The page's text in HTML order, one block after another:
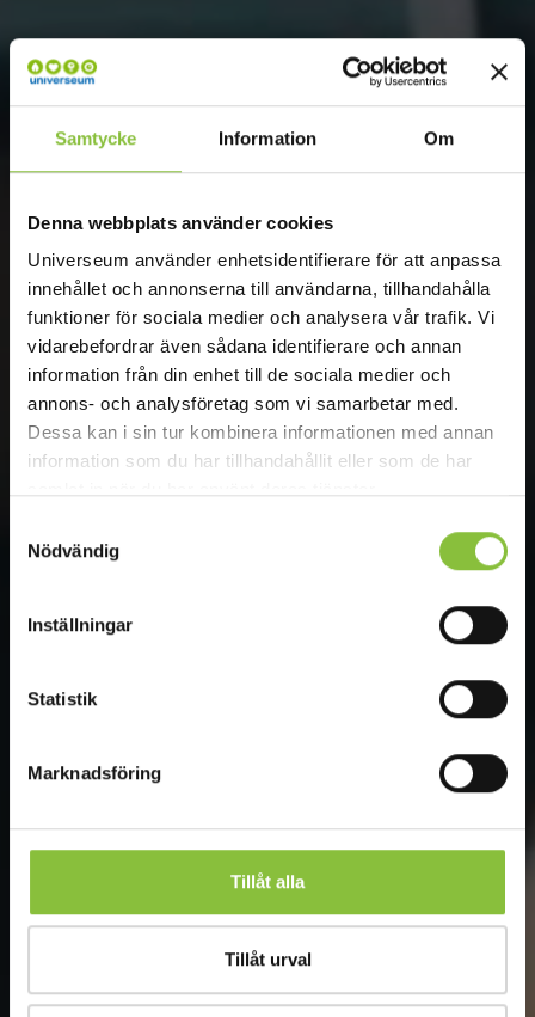
Samtycke Information Om
Denna webbplats använder cookies
Universeum använder enhetsidentifierare för att anpassa
innehållet och annonserna till användarna, tillhandahålla
funktioner för sociala medier och analysera vår trafik. Vi
vidarebefordrar även sådana identifierare och annan
information från din enhet till de sociala medier och
annons- och analysföretag som vi samarbetar med.
Dessa kan i sin tur kombinera informationen med annan
information som du har tillhandahållit eller som de har
Nödvändig
Inställningar
Statistik
Marknadsföring
Tillåt alla
Tillåt urval